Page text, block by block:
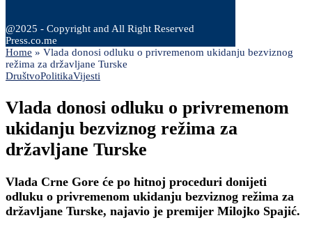
@2025 - Copyright and All Right Reserved
Press.co.me
Home » Vlada donosi odluku o privremenom ukidanju bezviznog
režima za državljane Turske
DruštvoPolitikaVijesti
Vlada donosi odluku o privremenom
ukidanju bezviznog režima za
državljane Turske
Vlada Crne Gore će po hitnoj proceduri donijeti
odluku o privremenom ukidanju bezviznog režima za
državljane Turske, najavio je premijer Milojko Spajić.